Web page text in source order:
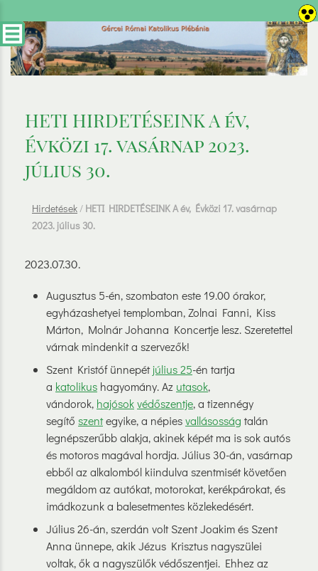
HETI HIRDETÉSEINK A év,
Évközi 17. vasárnap 2023.
július 30.
Hirdetések / HETI HIRDETÉSEINK A év, Évközi 17. vasárnap
2023. július 30.
2023.07.30.
Augusztus 5-én, szombaton este 19.00 órakor,
egyházashetyei templomban, Zolnai Fanni, Kiss
Márton, Molnár Johanna Koncertje lesz. Szeretettel
várnak mindenkit a szervezők!
Szent Kristóf ünnepétjúlius 25-én tartja
a katolikus hagyomány. Az utasok,
vándorok, hajósokvédőszentje, a tizennégy
segítő szentegyike, a népiesvallásosság talán
legnépszerűbb alakja, akinek képét ma is sok autós
és motoros magával hordja. Július 30-án, vasárnap
ebből az alkalomból kiindulva szentmisét követően
megáldom az autókat, motorokat, kerékpárokat, és
imádkozunk a balesetmentes közlekedésért.
Július 26-án, szerdán volt Szent Joakim és Szent
Anna ünnepe, akik Jézus Krisztus nagyszülei
voltak, ők a nagyszülők védőszentjei. Ehhez az